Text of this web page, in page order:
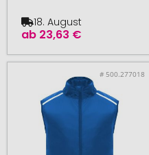
ab 23,63 €
18. August
# 500.277018